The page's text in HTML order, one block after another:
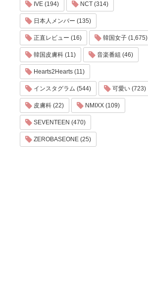
IVE (194) NCT (314)
日本人メンバー (135)
正直レビュー (16) 韓国女子 (1,675)
韓国皮膚科 (11) 音楽番組 (46)
Hearts2Hearts (11)
インスタグラム (544) 可愛い (723)
皮膚科 (22) NMIXX (109)
SEVENTEEN (470)
ZEROBASEONE (25)